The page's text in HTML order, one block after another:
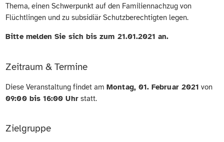
Thema, einen Schwerpunkt auf den Familiennachzug von
Flüchtlingen und zu subsidiär Schutzberechtigten legen.
Bitte melden Sie sich bis zum 21.01.2021 an.
Zeitraum & Termine
Diese Veranstaltung findet amMontag, 01. Februar 2021 von
09:00 bis 16:00 Uhrstatt.
Zielgruppe